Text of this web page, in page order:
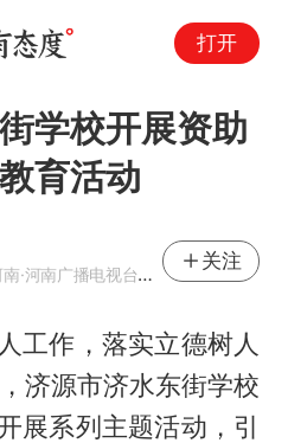
打开
学校开展资助
育活动
南·河南广播电视台官方网易号
关注
工作，落实立德树人
济源市济水东街学校
展系列主题活动，引